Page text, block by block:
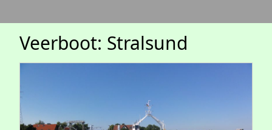
Veerboot: Stralsund